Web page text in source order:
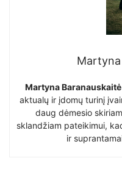
Martyna Baranauskaitė
aktualų ir įdomų turinį
daug dėmesio
sklandžiam pateikimui,
ir